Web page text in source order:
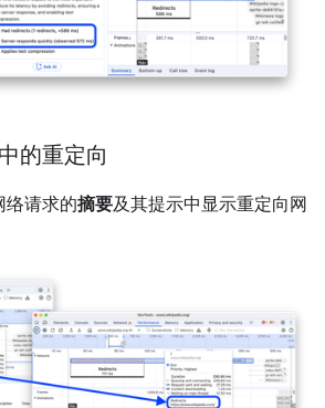
的重定向
络请求的摘要及其提示中显示重定向网